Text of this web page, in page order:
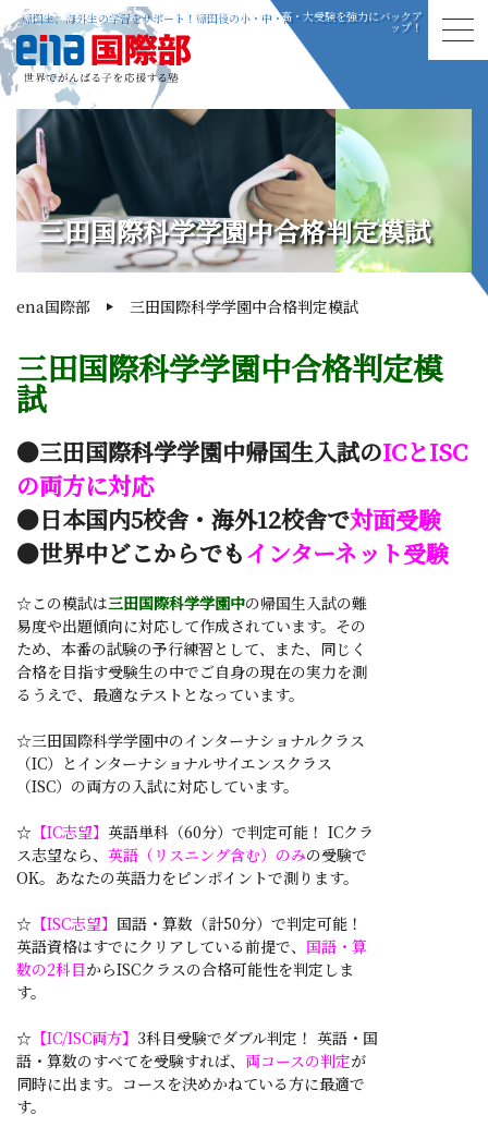
帰国生、海外生の学習をサポート！帰国後の小・中・高・大受験を強力にバックア
ップ！
三田国際科学学園中合格判定模試
ena国際部 三田国際科学学園中合格判定模試
三田国際科学学園中合格判定模
試
●三田国際科学学園中帰国生入試のICとISC
の両方に対応
●日本国内5校舎・海外12校舎で対面受験
●世界中どこからでもインターネット受験
☆この模試は三田国際科学学園中の帰国生入試の難
易度や出題傾向に対応して作成されています。その
ため、本番の試験の予行練習として、また、同じく
合格を目指す受験生の中でご自身の現在の実力を測
るうえで、最適なテストとなっています。
☆三田国際科学学園中のインターナショナルクラス
（IC）とインターナショナルサイエンスクラス
（ISC）の両方の入試に対応しています。
☆ 【IC志望】 英語単科（60分）で判定可能！ ICクラ
ス志望なら、 英語（リスニング含む）のみの受験で
OK。あなたの英語力をピンポイントで測ります。
☆ 【ISC志望】 国語・算数（計50分）で判定可能！
英語資格はすでにクリアしている前提で、 国語・算
数の2科目からISCクラスの合格可能性を判定しま
す。
☆ 【IC/ISC両方】 3科目受験でダブル判定！ 英語・国
語・算数のすべてを受験すれば、 両コースの判定が
同時に出ます。コースを決めかねている方に最適で
す。